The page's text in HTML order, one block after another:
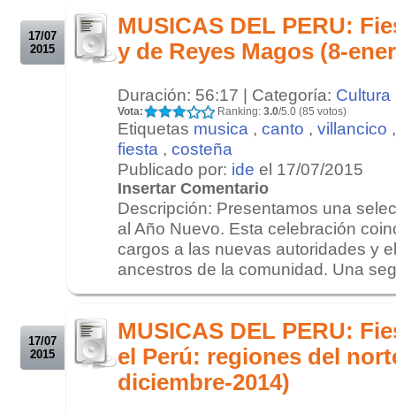
17/07
2015
MUSICAS DEL PERU:
y de Reyes Magos (8-
Duración: 56:17 | Categoría: Cultura
Vota: Ranking: 3.0/5.0 (85 votos)
Etiquetas musica , canto , villancico
fiesta , costeña
Publicado por: ide el 17/07/2015
Insertar Comentario
Descripción: Presentamos una
al Año Nuevo. Esta celebración
cargos a las nuevas autoridades y
ancestros de la comunidad. Una
17/07
2015
MUSICAS DEL PERU:
el Perú: regiones del
diciembre-2014)